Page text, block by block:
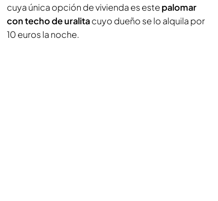
cuya única opción de vivienda es este palomar
con techo de uralitacuyo dueño se lo alquila por
10 euros la noche.